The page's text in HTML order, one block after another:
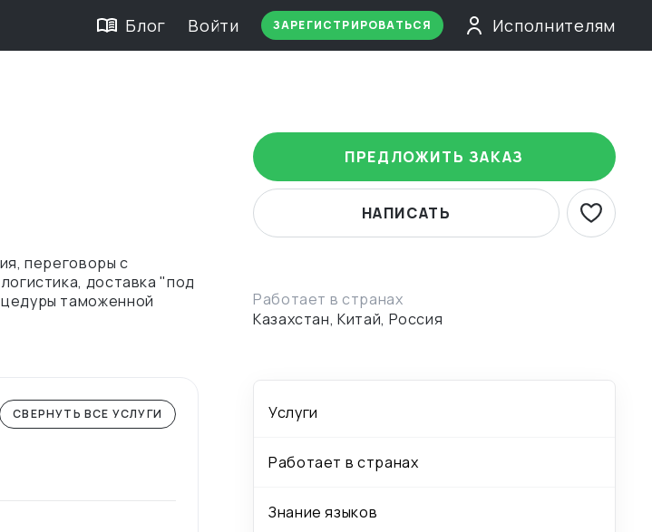
Блог Войти ЗАРЕГИСТРИРОВАТЬСЯ Исполнителям
переговоры с
доставка "под
таможенной
СВЕРНУТЬ ВСЕ УСЛУГИ
ПРЕДЛОЖИТЬ ЗАКАЗ
НАПИСАТЬ
Работает в странах
Казахстан, Китай, Россия
Услуги
Работает в странах
Знание языков